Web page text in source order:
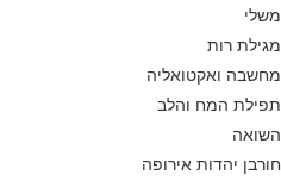
משלי
מגילת רות
מחשבה ואקטואליה
תפילת המח והלב
השואה
חורבן יהדות אירופה